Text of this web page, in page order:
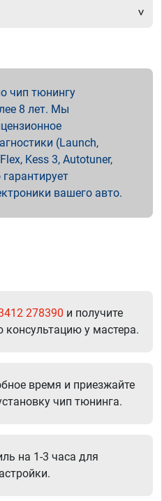
чип тюнингу
8 лет. Мы
(Launch,
Kess 3, Autotuner,
вашего авто.
278390 и получите
у мастера.
время и приезжайте
чип тюнинга.
на 1-3 часа для